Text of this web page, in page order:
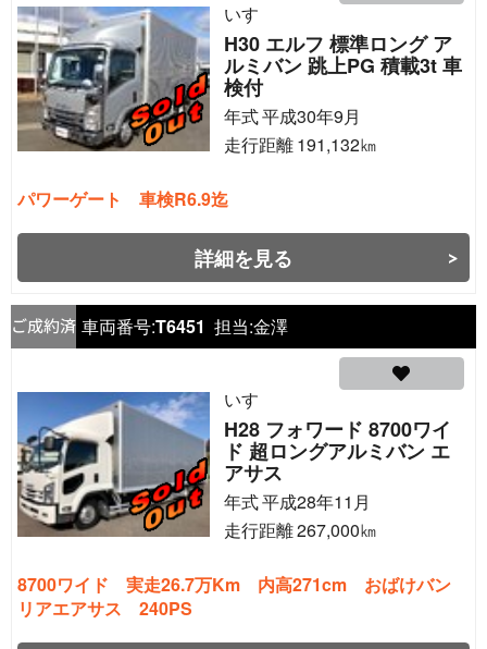
いすゞ
H30 エルフ 標準ロング ア
ルミバン 跳上PG 積載3t 車
検付
年式平成30年9月
走行距離191,132㎞
パワーゲート 車検R6.9迄
詳細を見る
車両番号:T6451 担当:金澤
いすゞ
H28 フォワード 8700ワイ
ド 超ロングアルミバン エ
アサス
年式平成28年11月
走行距離267,000㎞
8700ワイド 実走26.7万Km 内高271cm おばけバン
リアエアサス 240PS